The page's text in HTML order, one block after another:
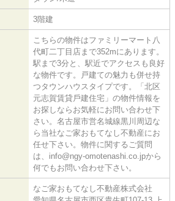
3階建
こちらの物件はファミリーマート八
代町二丁目店まで352mにあります。
駅まで3分と、駅近でアクセスも良好
な物件です。戸建ての魅力も併せ持
つタウンハウスタイプです。「北区
元志賀賃貸⼾建住宅」の物件情報を
お探しならお気軽にお問い合わせ下
さい。名古屋市営名城線黒川周辺な
ら当社なご家おもてなし不動産にお
任せ下さい。物件に関するご質問
は、info@ngy-omotenashi.co.jpから
何でもお問い合わせ下さい。
なご家おもてなし不動産株式会社